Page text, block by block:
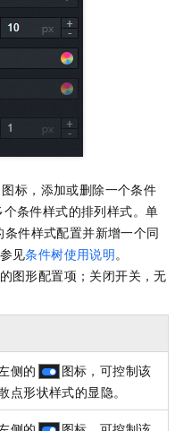
图标，添加或删除一个条件
个条件样式的排列样式。单
件样式配置并新增一个同
见条件树使用说明。
图形配置项；关闭开关，无
侧的
图标，可控制该
点形状样式的显隐。